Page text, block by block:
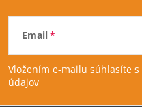
Z
á
p
Email
Vložením e-mailu súhlasíte s
údajov